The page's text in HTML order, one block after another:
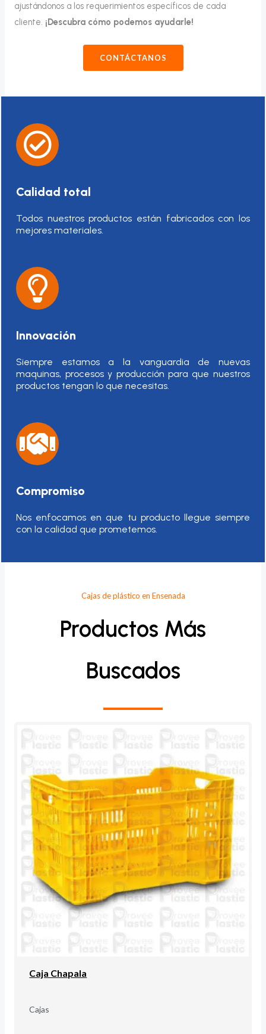
ajustándonos a los requerimientos específicos de cada
cliente. ¡Descubra cómo podemos ayudarle!
CONTÁCTANOS
Calidad total
Todos nuestros productos están fabricados con los
mejores materiales.
Innovación
Siempre estamos a la vanguardia de nuevas
maquinas, procesos y producción para que nuestros
productos tengan lo que necesitas.
Compromiso
Nos enfocamos en que tu producto llegue siempre
con la calidad que prometemos.
Cajas de plástico en Ensenada
Productos Más
Buscados
Caja Chapala
Cajas